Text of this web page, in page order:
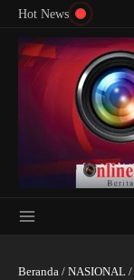
Lewati ke konten
Hot News
Beranda / NASIONAL /